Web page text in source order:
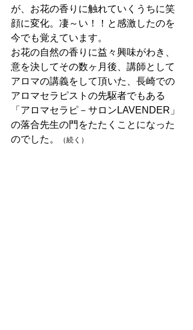
が、お花の香りに触れていくうちに笑
顔に変化。凄～い！！と感激したのを
今でも覚えています。
お花の自然の香りに益々興味がわき、
意を決してその数ヶ月後、講師として
アロマの講義をして頂いた、長崎での
アロマセラピストの先駆者でもある
「アロマセラピ－サロンLAVENDER」
の落合先生の門をたたくことになった
のでした。
（続く）